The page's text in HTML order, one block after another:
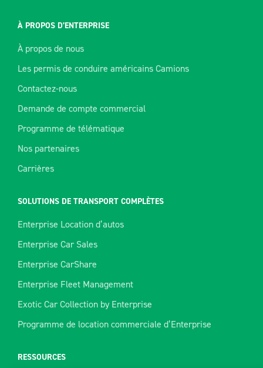
À PROPOS D’ENTERPRISE
À propos de nous
Les permis de conduire américains Camions
Contactez-nous
Demande de compte commercial
Programme de télématique
Nos partenaires
Carrières
SOLUTIONS DE TRANSPORT COMPLÈTES
Enterprise Location d’autos
Enterprise Car Sales
Enterprise CarShare
Enterprise Fleet Management
Exotic Car Collection by Enterprise
Programme de location commerciale d’Enterprise
RESSOURCES